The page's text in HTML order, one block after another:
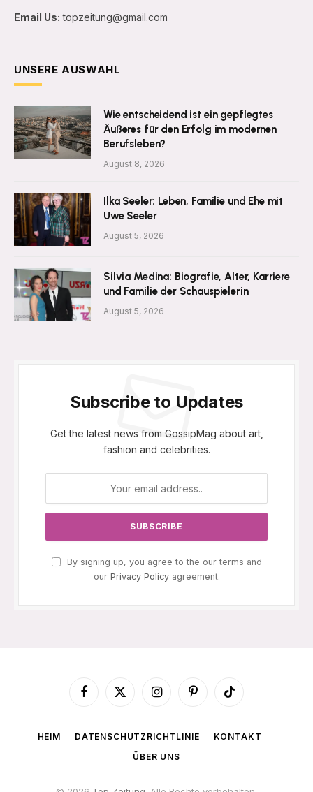
Email Us: topzeitung@gmail.com
UNSERE AUSWAHL
Wie entscheidend ist ein gepflegtes
Äußeres für den Erfolg im modernen
Berufsleben?
August 8, 2026
Ilka Seeler: Leben, Familie und Ehe mit
Uwe Seeler
August 5, 2026
Silvia Medina: Biografie, Alter, Karriere
und Familie der Schauspielerin
August 5, 2026
Subscribe to Updates
Get the latest news from GossipMag about art,
fashion and celebrities.
By signing up, you agree to the our terms and
our Privacy Policyagreement.
Facebook
X
InstagramPinterestTikTok
HEIM DATENSCHUTZRICHTLINIE
KONTAKT
ÜBER UNS